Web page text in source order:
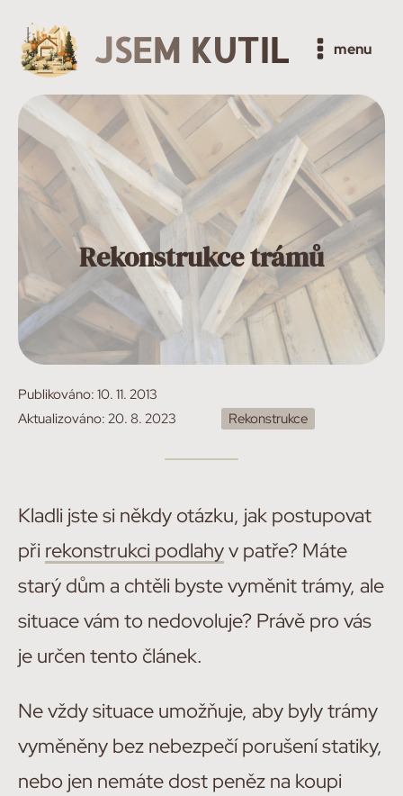
JSEM KUTIL menu
Rekonstrukce trámů
Publikováno: 10. 11. 2013
Aktualizováno: 20. 8. 2023 Rekonstrukce
Kladli jste si někdy otázku, jak postupovat
při rekonstrukci podlahyv patře? Máte
starý dům a chtěli byste vyměnit trámy, ale
situace vám to nedovoluje? Právě pro vás
je určen tento článek.
Ne vždy situace umožňuje, aby byly trámy
vyměněny bez nebezpečí porušení statiky,
nebo jen nemáte dost peněz na koupi